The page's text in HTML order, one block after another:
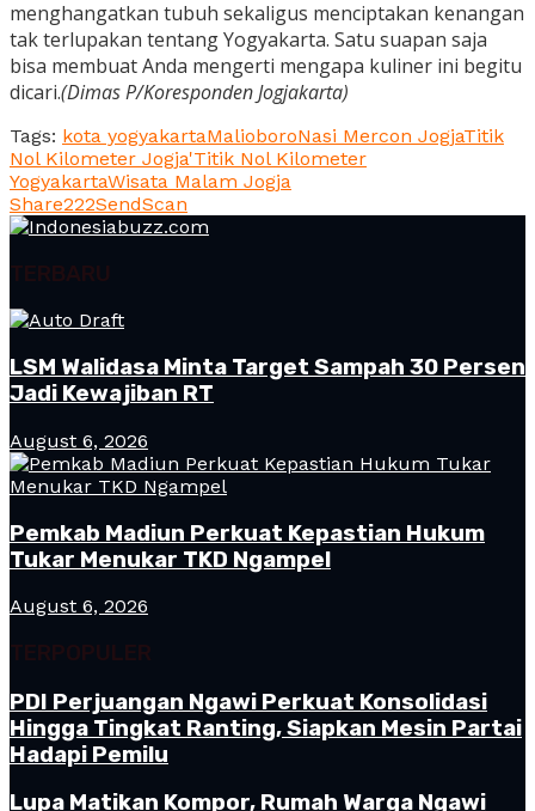
menghangatkan tubuh sekaligus menciptakan kenangan
tak terlupakan tentang Yogyakarta. Satu suapan saja
bisa membuat Anda mengerti mengapa kuliner ini begitu
dicari.(Dimas P/Koresponden Jogjakarta)
Tags: kota yogyakartaMalioboroNasi Mercon JogjaTitik
Nol Kilometer Jogja'Titik Nol Kilometer
YogyakartaWisata Malam Jogja
Share222SendScan
TERBARU
LSM Walidasa Minta Target Sampah 30 Persen
Jadi Kewajiban RT
August 6, 2026
Pemkab Madiun Perkuat Kepastian Hukum
Tukar Menukar TKD Ngampel
August 6, 2026
TERPOPULER
PDI Perjuangan Ngawi Perkuat Konsolidasi
Hingga Tingkat Ranting, Siapkan Mesin Partai
Hadapi Pemilu
Lupa Matikan Kompor, Rumah Warga Ngawi